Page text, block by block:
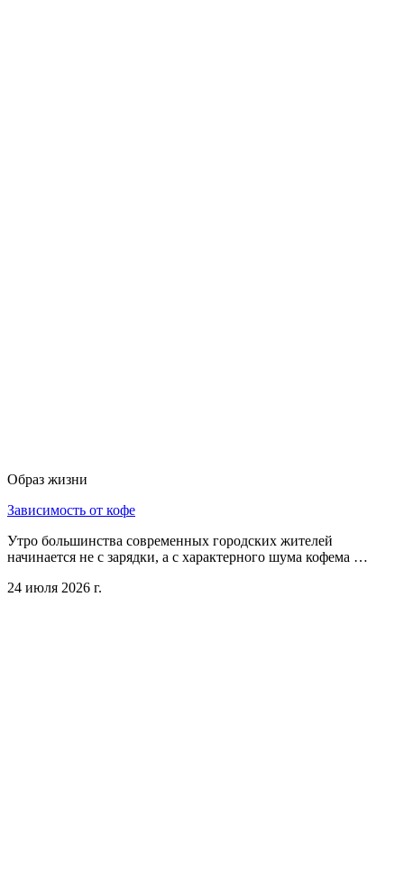
Образ жизни
Зависимость от кофе
Утро большинства современных городских жителей
начинается не с зарядки, а с характерного шума кофема …
24 июля 2026 г.